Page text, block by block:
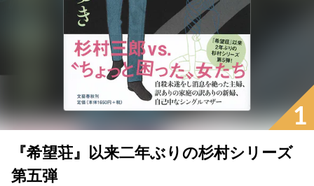
1
『希望荘』以来二年ぶりの杉村シリーズ
第五弾